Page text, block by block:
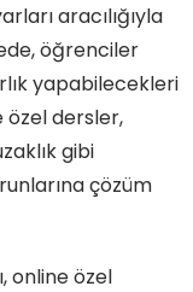
aracılığıyla
öğrenciler
yapabilecekleri
özel dersler,
gibi
çözüm
online özel